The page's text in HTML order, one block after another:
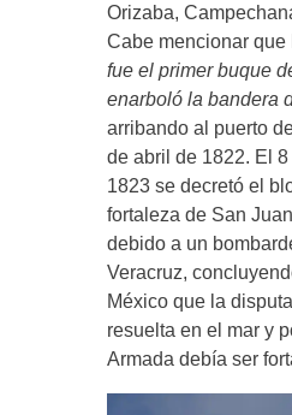
Orizaba,
Cabe mencionar que
fue el primer buque
enarboló la bandera
arribando al puerto
de abril de 1822. El
1823 se decretó el
fortaleza de San
debido a un
Veracruz,
México que la
resuelta en el mar y
Armada debía ser